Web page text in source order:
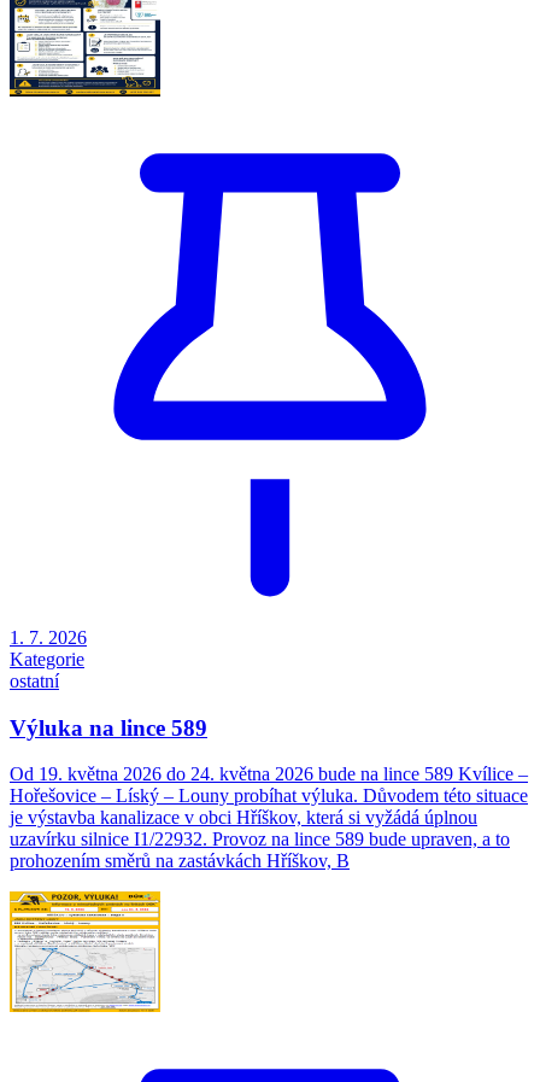
1. 7. 2026
Kategorie
ostatní
Výluka na lince 589
Od 19. května 2026 do 24. května 2026 bude na lince 589 Kvílice –
Hořešovice – Líský – Louny probíhat výluka. Důvodem této situace
je výstavba kanalizace v obci Hříškov, která si vyžádá úplnou
uzavírku silnice I1/22932. Provoz na lince 589 bude upraven, a to
prohozením směrů na zastávkách Hříškov, B